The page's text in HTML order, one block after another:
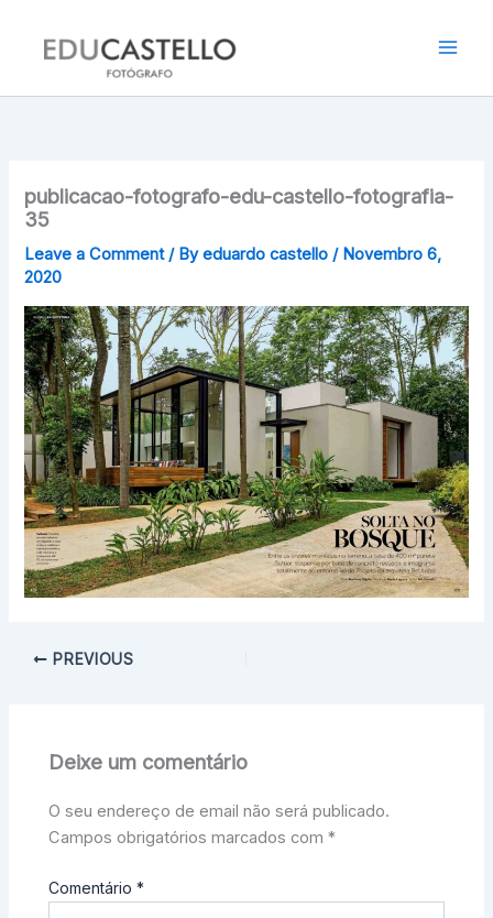
content
publicacao-fotografo-edu-castello-fotografia-
35
Leave a Comment / Byeduardo castello / Novembro 6,
2020
PREVIOUS
Deixe um comentário
O seu endereço de email não será publicado.
Campos obrigatórios marcados com*
Comentário*